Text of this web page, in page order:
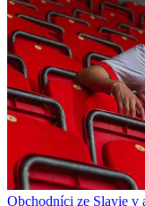
Obchodníci ze Slavie v